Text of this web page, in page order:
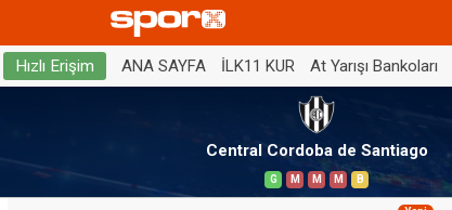
Hızlı Erişim ANA SAYFA İLK11 KUR At Yarışı Bankoları
Central Cordoba de Santiago
G M M M B